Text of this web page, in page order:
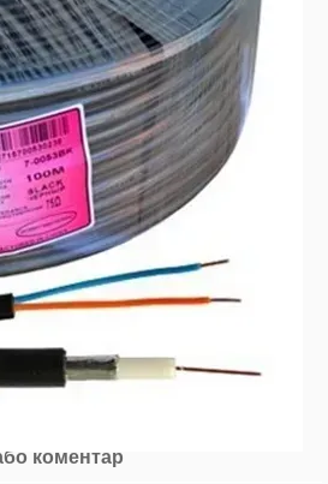
коментар